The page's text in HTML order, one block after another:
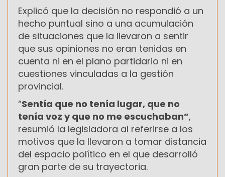
Explicó que la decisión no respondió a un
hecho puntual sino a una acumulación
de situaciones que la llevaron a sentir
que sus opiniones no eran tenidas en
cuenta ni en el plano partidario ni en
cuestiones vinculadas a la gestión
provincial.
“Sentía que no tenía lugar, que no
tenía voz y que no me escuchaban”,
resumió la legisladora al referirse a los
motivos que la llevaron a tomar distancia
del espacio político en el que desarrolló
gran parte de su trayectoria.